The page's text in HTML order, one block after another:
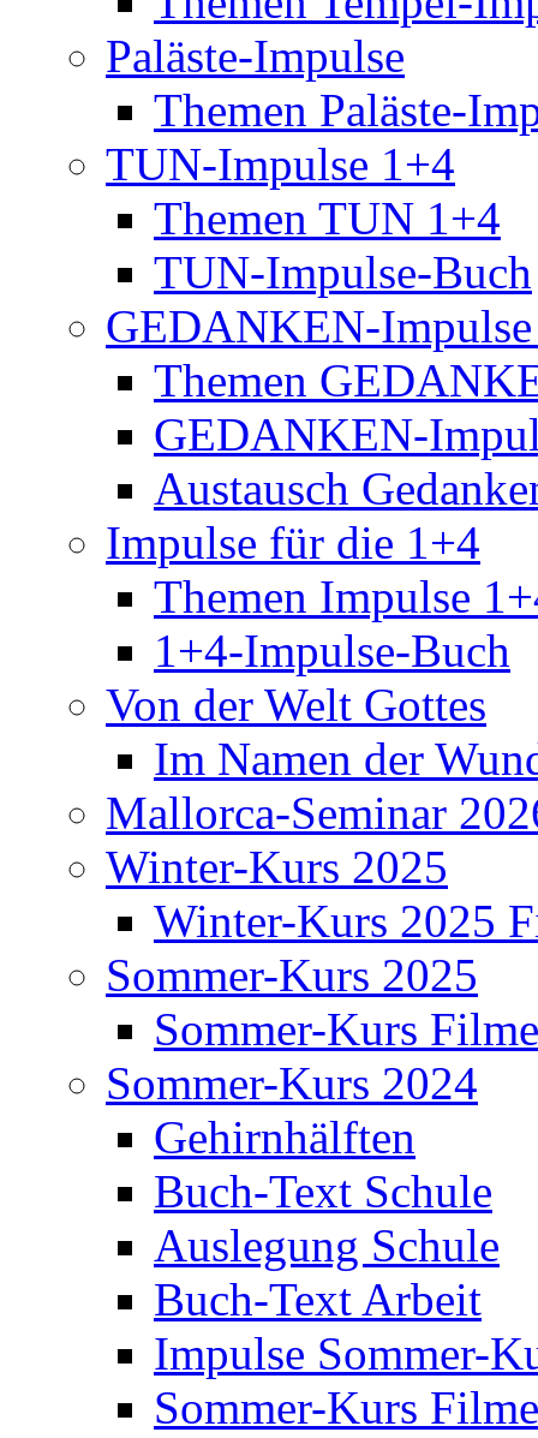
Paläste-Impulse
Themen Paläste-
TUN-Impulse 1+4
Themen TUN 1+4
TUN-Impulse-Buch
GEDANKEN-
Themen
GEDANKEN-
Austausch
Impulse für die 1+4
Themen Impulse
1+4-Impulse-Buch
Von der Welt Gottes
Im Namen der
Mallorca-Seminar
Winter-Kurs 2025
Winter-Kurs 2025
Sommer-Kurs 2025
Sommer-Kurs Filme
Sommer-Kurs 2024
Gehirnhälften
Buch-Text Schule
Auslegung Schule
Buch-Text Arbeit
Impulse Sommer-
Sommer-Kurs Filme